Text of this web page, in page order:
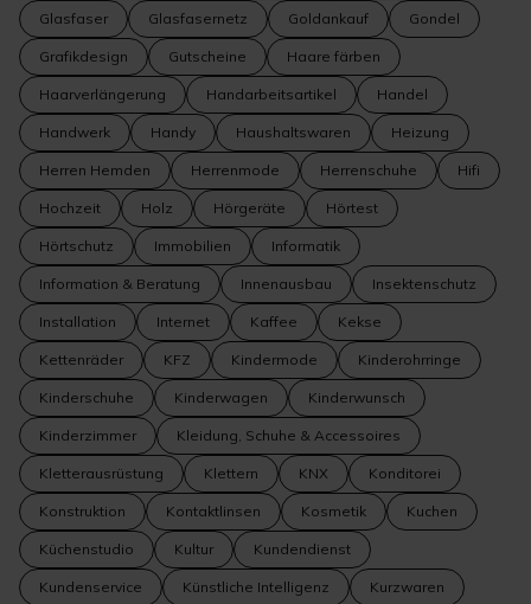
Glasfaser Glasfasernetz Goldankauf Gondel
Grafikdesign Gutscheine Haare färben
Haarverlängerung Handarbeitsartikel Handel
Handwerk Handy Haushaltswaren Heizung
Herren Hemden Herrenmode Herrenschuhe Hifi
Hochzeit Holz Hörgeräte Hörtest
Hörtschutz Immobilien Informatik
Information & Beratung Innenausbau Insektenschutz
Installation Internet Kaffee Kekse
Kettenräder KFZ Kindermode Kinderohrringe
Kinderschuhe Kinderwagen Kinderwunsch
Kinderzimmer Kleidung, Schuhe & Accessoires
Kletterausrüstung Klettern KNX Konditorei
Konstruktion Kontaktlinsen Kosmetik Kuchen
Küchenstudio Kultur Kundendienst
Kundenservice Künstliche Intelligenz Kurzwaren